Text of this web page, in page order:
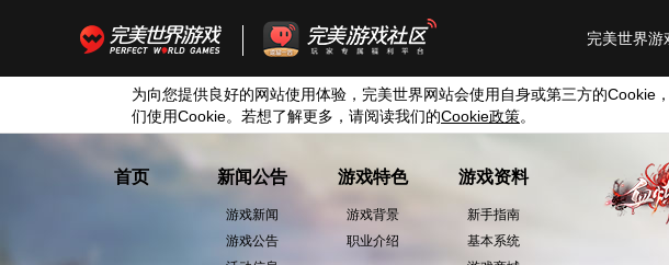
完美世界游
为向您提供良好的网站使用体验，完美世界网站会使用自身或第三方的Cookie
们使用Cookie。若想了解更多，请阅读我们的Cookie政策。
首页 新闻公告
游戏新闻
游戏公告
游戏特色
游戏背景
职业介绍
游戏资料
新手指南
基本系统